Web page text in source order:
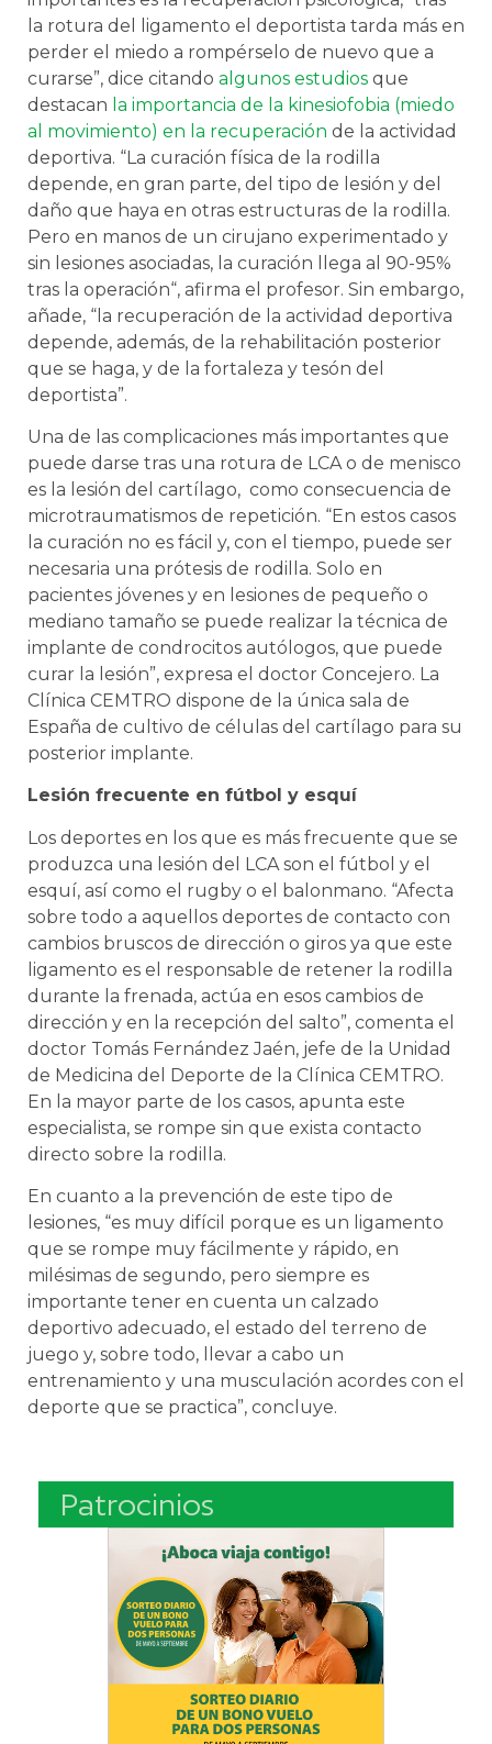
la rotura del ligamento el deportista tarda más en
perder el miedo a rompérselo de nuevo que a
curarse”, dice citando algunos estudios que
destacan la importancia de la kinesiofobia (miedo
al movimiento) en la recuperación de la actividad
deportiva. “La curación física de la rodilla
depende, en gran parte, del tipo de lesión y del
daño que haya en otras estructuras de la rodilla.
Pero en manos de un cirujano experimentado y
sin lesiones asociadas, la curación llega al 90-95%
tras la operación“, afirma el profesor. Sin embargo,
añade, “la recuperación de la actividad deportiva
depende, además, de la rehabilitación posterior
que se haga, y de la fortaleza y tesón del
deportista”.
Una de las complicaciones más importantes que
puede darse tras una rotura de LCA o de menisco
es la lesión del cartílago, como consecuencia de
microtraumatismos de repetición. “En estos casos
la curación no es fácil y, con el tiempo, puede ser
necesaria una prótesis de rodilla. Solo en
pacientes jóvenes y en lesiones de pequeño o
mediano tamaño se puede realizar la técnica de
implante de condrocitos autólogos, que puede
curar la lesión”, expresa el doctor Concejero. La
Clínica CEMTRO dispone de la única sala de
España de cultivo de células del cartílago para su
posterior implante.
Lesión frecuente en fútbol y esquí
Los deportes en los que es más frecuente que se
produzca una lesión del LCA son el fútbol y el
esquí, así como el rugby o el balonmano. “Afecta
sobre todo a aquellos deportes de contacto con
cambios bruscos de dirección o giros ya que este
ligamento es el responsable de retener la rodilla
durante la frenada, actúa en esos cambios de
dirección y en la recepción del salto”, comenta el
doctor Tomás Fernández Jaén, jefe de la Unidad
de Medicina del Deporte de la Clínica CEMTRO.
En la mayor parte de los casos, apunta este
especialista, se rompe sin que exista contacto
directo sobre la rodilla.
En cuanto a la prevención de este tipo de
lesiones, “es muy difícil porque es un ligamento
que se rompe muy fácilmente y rápido, en
milésimas de segundo, pero siempre es
importante tener en cuenta un calzado
deportivo adecuado, el estado del terreno de
juego y, sobre todo, llevar a cabo un
entrenamiento y una musculación acordes con el
deporte que se practica”, concluye.
Patrocinios